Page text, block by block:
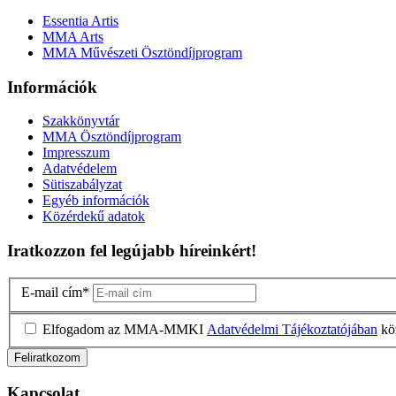
Essentia Artis
MMA Arts
MMA Művészeti Ösztöndíjprogram
Információk
Szakkönyvtár
MMA Ösztöndíjprogram
Impresszum
Adatvédelem
Sütiszabályzat
Egyéb információk
Közérdekű adatok
Iratkozzon fel legújabb híreinkért!
E-mail cím*
Elfogadom az MMA-MMKI Adatvédelmi Tájékoztatójában